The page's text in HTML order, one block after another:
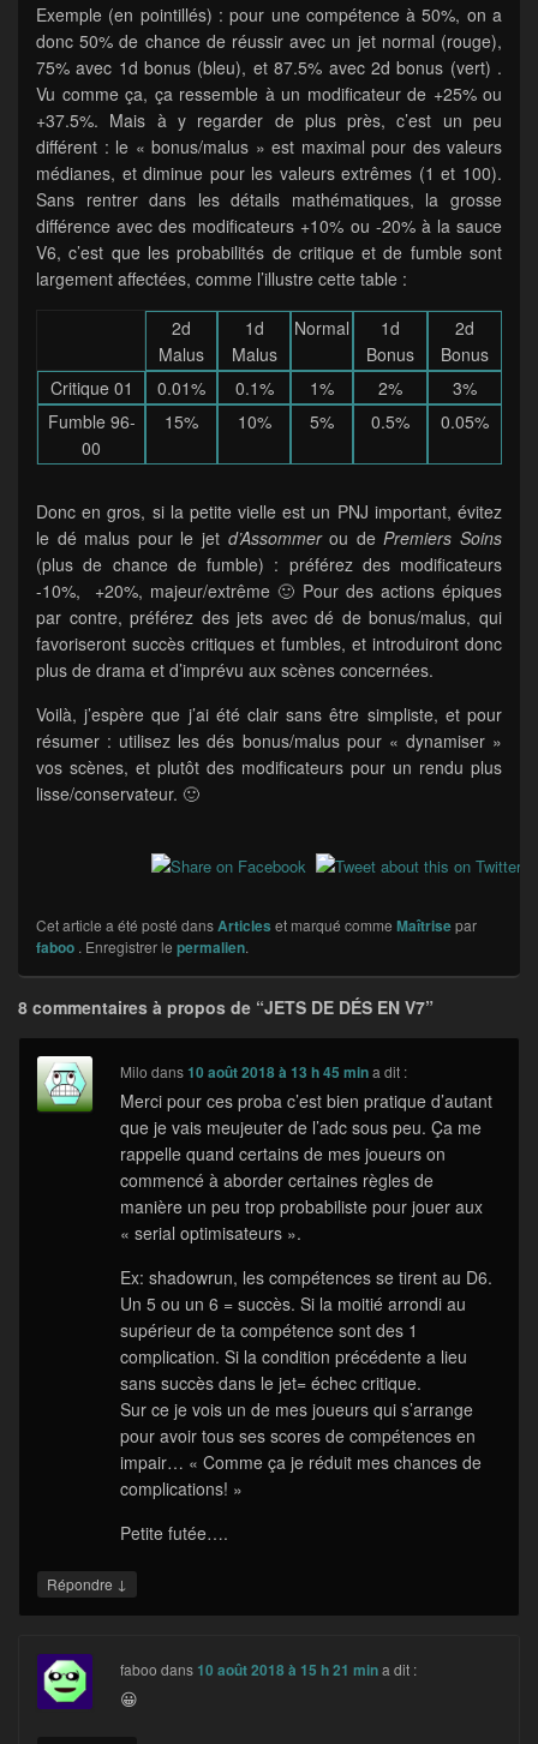
Exemple (en pointillés) : pour une compétence à 50%, on a
donc 50% de chance de réussir avec un jet normal (rouge),
75% avec 1d bonus (bleu), et 87.5% avec 2d bonus (vert) .
Vu comme ça, ça ressemble à un modificateur de +25% ou
+37.5%. Mais à y regarder de plus près, c’est un peu
différent : le « bonus/malus » est maximal pour des valeurs
médianes, et diminue pour les valeurs extrêmes (1 et 100).
Sans rentrer dans les détails mathématiques, la grosse
différence avec des modificateurs +10% ou -20% à la sauce
V6, c’est que les probabilités de critique et de fumble sont
largement affectées, comme l’illustre cette table :
2d
Malus
1d
Malus
Normal
1d
Bonus
2d
Bonus
Critique 01
0.01% 0.1% 1% 2%
3%
Fumble 96-
00
15% 10% 5% 0.5% 0.05%
Donc en gros, si la petite vielle est un PNJ important, évitez
le dé malus pour le jet d’Assommerou dePremiers Soins
(plus de chance de fumble) : préférez des modificateurs
-10%, +20%, majeur/extrême 🙂 Pour des actions épiques
par contre, préférez des jets avec dé de bonus/malus, qui
favoriseront succès critiques et fumbles, et introduiront donc
plus de drama et d’imprévu aux scènes concernées.
Voilà, j’espère que j’ai été clair sans être simpliste, et pour
résumer : utilisez les dés bonus/malus pour « dynamiser »
vos scènes, et plutôt des modificateurs pour un rendu plus
lisse/conservateur. 🙂
Cet article a été posté dansArticles et marqué comme Maîtrisepar
faboo . Enregistrer le permalien.
8 commentaires à propos de “JETS DE DÉS EN V7”
Milo dans10 août 2018 à 13 h 45 min a dit :
Merci pour ces proba c’est bien pratique d’autant
que je vais meujeuter de l’adc sous peu. Ça me
rappelle quand certains de mes joueurs on
commencé à aborder certaines règles de
manière un peu trop probabiliste pour jouer aux
« serial optimisateurs ».
Ex: shadowrun, les compétences se tirent au D6.
Un 5 ou un 6 = succès. Si la moitié arrondi au
supérieur de ta compétence sont des 1
complication. Si la condition précédente a lieu
sans succès dans le jet= échec critique.
Sur ce je vois un de mes joueurs qui s’arrange
pour avoir tous ses scores de compétences en
impair… « Comme ça je réduit mes chances de
complications! »
Petite futée….
Répondre ↓
faboo dans 10 août 2018 à 15 h 21 min a dit :
😀